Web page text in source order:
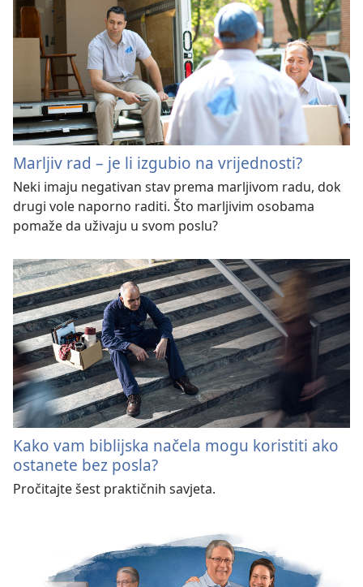
Marljiv rad – je li izgubio na vrijednosti?
Neki imaju negativan stav prema marljivom radu, dok
drugi vole naporno raditi. Što marljivim osobama
pomaže da uživaju u svom poslu?
Kako vam biblijska načela mogu koristiti ako
ostanete bez posla?
Pročitajte šest praktičnih savjeta.